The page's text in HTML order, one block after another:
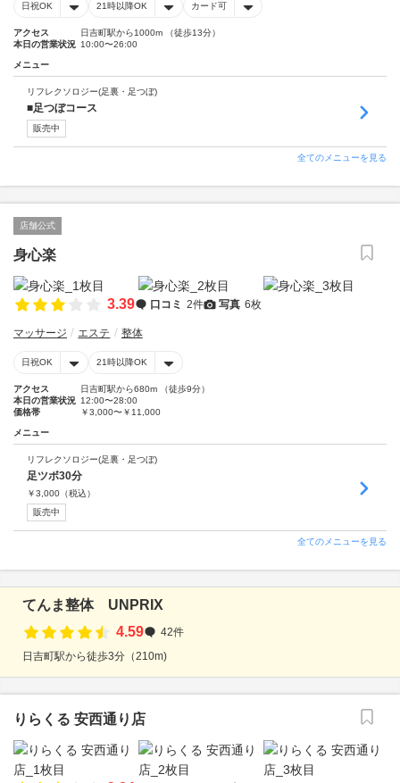
日祝OK 21時以降OK カード可
アクセス
日吉町駅から1000m （徒歩13分）
本日の営業状況 10:00〜26:00
メニュー
リフレクソロジー(足裏・足つぼ)
■足つぼコース
販売中
全てのメニューを見る
店舗公式
身心楽
3.39 口コミ 2件 写真 6枚
マッサージ エステ 整体
日祝OK 21時以降OK
アクセス
日吉町駅から680m （徒歩9分）
本日の営業状況 12:00〜28:00
価格帯
￥3,000〜￥11,000
メニュー
リフレクソロジー(足裏・足つぼ)
足ツボ30分
￥3,000 （税込）
販売中
全てのメニューを見る
てんま整体 UNPRIX
4.59
42件
日吉町駅から徒歩3分（210m)
りらくる 安西通り店